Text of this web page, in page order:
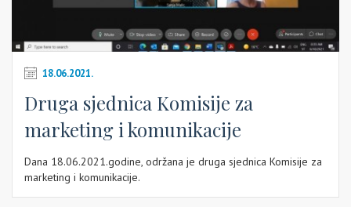
18.06.2021.
Druga sjednica Komisije za
marketing i komunikacije
Dana 18.06.2021.godine, održana je druga sjednica Komisije za
marketing i komunikacije.